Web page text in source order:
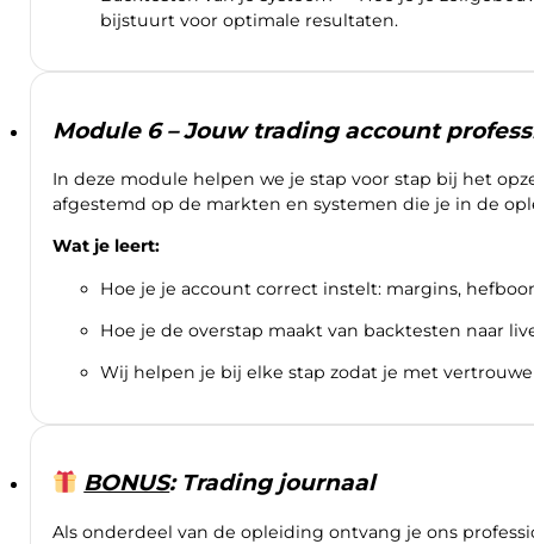
bijstuurt voor optimale resultaten.
Module 6 – Jouw trading account
In deze module helpen we je stap voor stap bij het
afgestemd op de markten en systemen die je in de
Wat je leert:
Hoe je je account correct instelt: margins,
Hoe je de overstap maakt van backtesten naar
Wij helpen je bij elke stap zodat je met
BONUS: Trading journaal
Als onderdeel van de opleiding ontvang je ons